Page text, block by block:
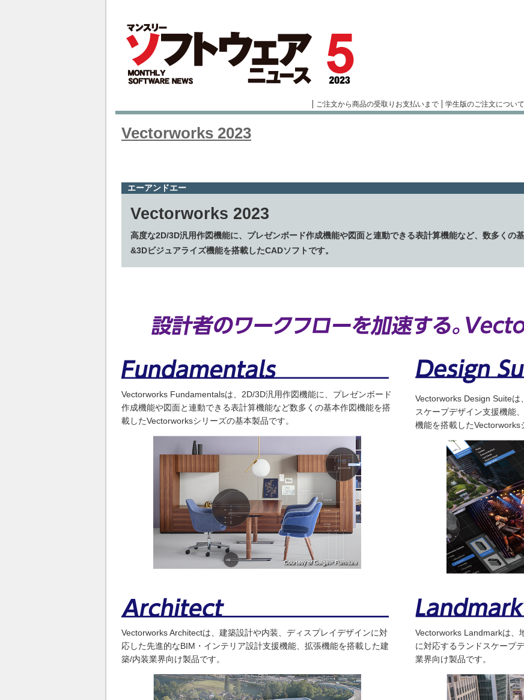
ご注文から商品の受取りお支払いまで 学生版のご注文について
Vectorworks 2023
エーアンドエー
Vectorworks 2023
高度な2D/3D汎用作図機能に、プレゼンボード作成機能や図面と連動できる表計算機能など、数多くの
&3Dビジュアライズ機能を搭載したCADソフトです。
Vectorworks Fundamentalsは、2D/3D汎用作図機能に、プレゼンボード
作成機能や図面と連動できる表計算機能など数多くの基本作図機能を搭
載したVectorworksシリーズの基本製品です。
Vectorworks Design Suiteは
スケープデザイン支援機能
機能を搭載したVectorworks
Vectorworks Architectは、建築設計や内装、ディスプレイデザインに対
応した先進的なBIM・インテリア設計支援機能、拡張機能を搭載した建
築/内装業界向け製品です。
Vectorworks Landmarkは、
に対応するランドスケープ
業界向け製品です。